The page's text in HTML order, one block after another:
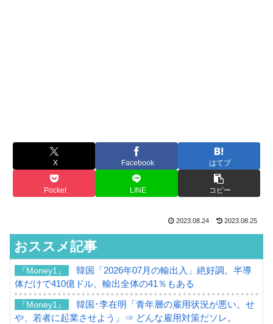
X Facebook はてブ
Pocket LINE コピー
2023.08.24 2023.08.25
おススメ記事
『Money1』
韓国「2026年07月の輸出入」絶好調。半導
体だけで410億ドル、輸出全体の41％もある
『Money1』
韓国･李在明「青年層の雇用状況が悪い。せ
や、若者に起業させよう」⇒ どんな雇用対策だソレ。